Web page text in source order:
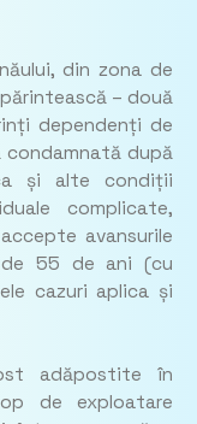
din zona de
– două
dependenți de
condamnată după
și alte condiții
complicate,
avansurile
de 55 de ani (cu
cazuri aplica și
adăpostite în
de exploatare